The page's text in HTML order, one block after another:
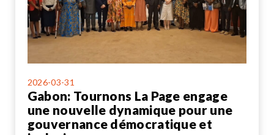
2026-03-31
Gabon: Tournons La Page engage
une nouvelle dynamique pour une
gouvernance démocratique et